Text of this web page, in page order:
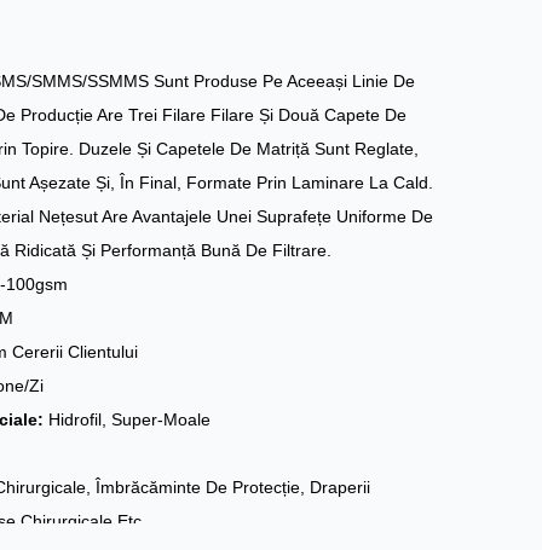
SMMS/SSMMS Sunt Produse Pe Aceeași Linie De
Producție Are Trei Filare Filare Și Două Capete De
Topire. Duzele Și Capetele De Matriță Sunt Reglate,
Așezate Și, În Final, Formate Prin Laminare La Cald.
Nețesut Are Avantajele Unei Suprafețe Uniforme De
Ridicată Și Performanță Bună De Filtrare.
100gsm
Cererii Clientului
zi
Hidrofil, Super-Moale
Îmbrăcăminte De Protecție, Draperii
Chirurgicale Etc.